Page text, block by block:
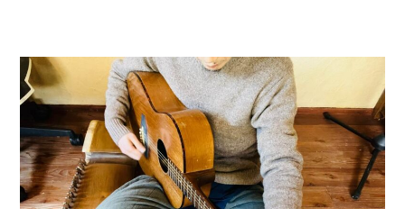
3Picking
Tips
To
Save
YEARS
Of
Rubab